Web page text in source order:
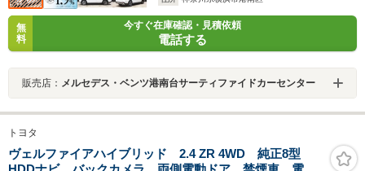
無
料
今すぐ在庫確認・見積依頼
電話する
販売店： メルセデス・ベンツ港南台サーティファイドカーセンター
トヨタ
ヴェルファイアハイブリッド 2.4 ZR 4WD 純正8型